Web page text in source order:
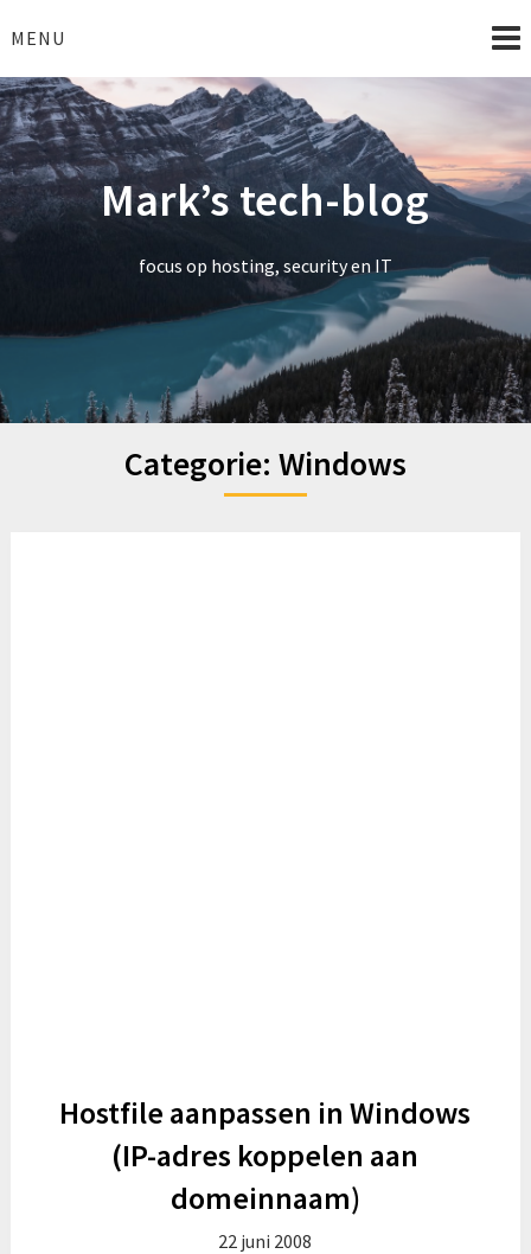
toMENU
Mark’s tech-blog
focus op hosting, security en IT
Categorie: Windows
Hostfile aanpassen in Windows
(IP-adres koppelen aan
domeinnaam)
22 juni 2008